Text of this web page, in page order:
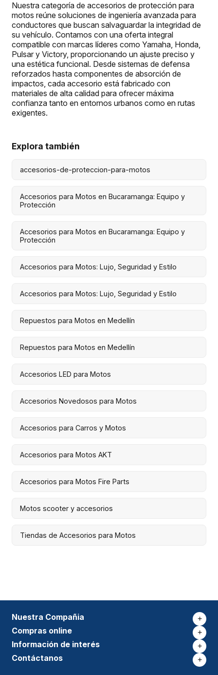
Nuestra categoría de accesorios de protección para
motos reúne soluciones de ingeniería avanzada para
conductores que buscan salvaguardar la integridad de
su vehículo. Contamos con una oferta integral
compatible con marcas líderes como Yamaha, Honda,
Pulsar y Victory, proporcionando un ajuste preciso y
una estética funcional. Desde sistemas de defensa
reforzados hasta componentes de absorción de
impactos, cada accesorio está fabricado con
materiales de alta calidad para ofrecer máxima
confianza tanto en entornos urbanos como en rutas
exigentes.
Explora también
accesorios-de-proteccion-para-motos
Accesorios para Motos en Bucaramanga: Equipo y
Protección
Accesorios para Motos en Bucaramanga: Equipo y
Protección
Accesorios para Motos: Lujo, Seguridad y Estilo
Accesorios para Motos: Lujo, Seguridad y Estilo
Repuestos para Motos en Medellín
Repuestos para Motos en Medellín
Accesorios LED para Motos
Accesorios Novedosos para Motos
Accesorios para Carros y Motos
Accesorios para Motos AKT
Accesorios para Motos Fire Parts
Motos scooter y accesorios
Tiendas de Accesorios para Motos
Nuestra Compañia +
Compras online +
Información de interés +
Contáctanos +